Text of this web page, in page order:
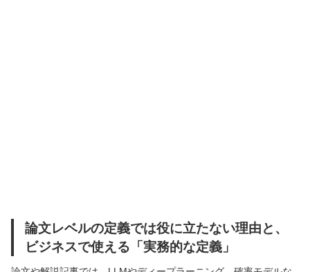
論文レベルの定義では役に立たない理由と、
ビジネスで使える「実務的な定義」